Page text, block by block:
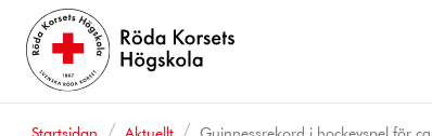
Startsidan Aktuellt